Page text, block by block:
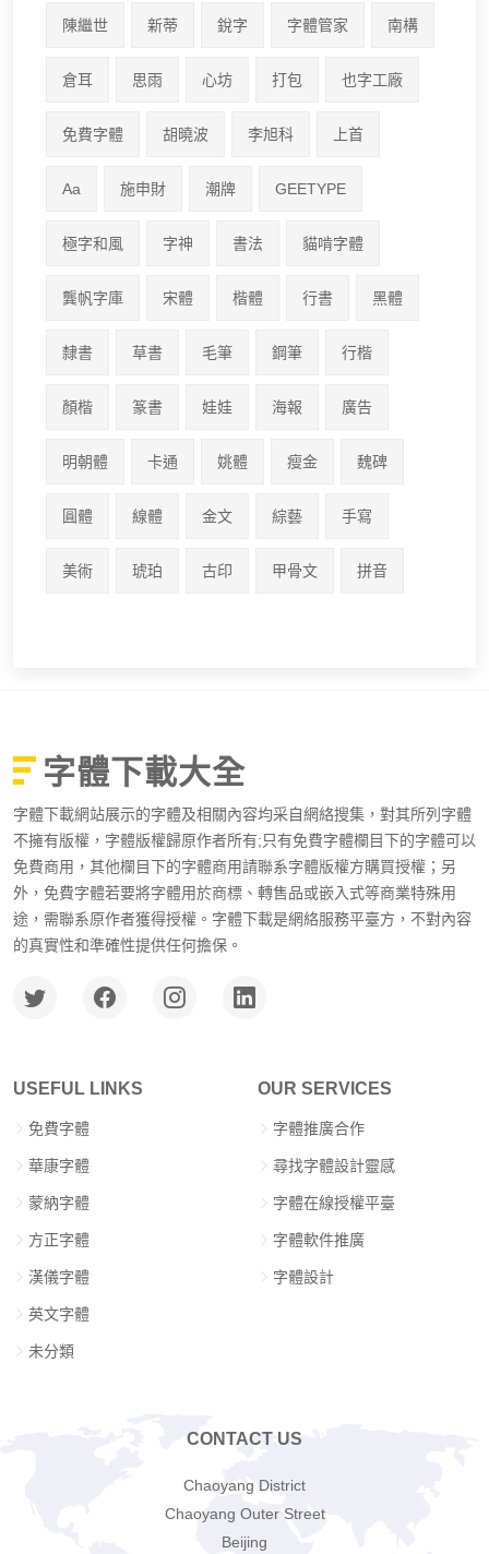
陳繼世 新蒂 銳字 字體管家 南構
倉耳 思雨 心坊 打包 也字工廠
免費字體 胡曉波 李旭科 上首
Aa 施申財 潮牌 GEETYPE
極字和風 字神 書法 貓啃字體
龔帆字庫 宋體 楷體 行書 黑體
隸書 草書 毛筆 鋼筆 行楷
顏楷 篆書 娃娃 海報 廣告
明朝體 卡通 姚體 瘦金 魏碑
圓體 線體 金文 綜藝 手寫
美術 琥珀 古印 甲骨文 拼音
字體下載大全
字體下載網站展示的字體及相關內容均采自網絡搜集，對其所列字體
不擁有版權，字體版權歸原作者所有;只有免費字體欄目下的字體可以
免費商用，其他欄目下的字體商用請聯系字體版權方購買授權；另
外，免費字體若要將字體用於商標、轉售品或嵌入式等商業特殊用
途，需聯系原作者獲得授權。字體下載是網絡服務平臺方，不對內容
的真實性和準確性提供任何擔保。
USEFUL LINKS
免費字體
華康字體
蒙納字體
方正字體
漢儀字體
英文字體
未分類
OUR SERVICES
字體推廣合作
尋找字體設計靈感
字體在線授權平臺
字體軟件推廣
字體設計
CONTACT US
Chaoyang District
Chaoyang Outer Street
Beijing